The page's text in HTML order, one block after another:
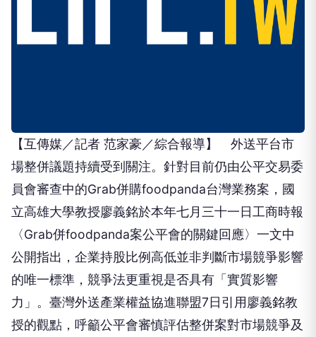
【互傳媒／記者 范家豪／綜合報導】 外送平台市
場整併議題持續受到關注。針對目前仍由公平交易委
員會審查中的Grab併購foodpanda台灣業務案，國
立高雄大學教授廖義銘於本年七月三十一日工商時報
〈Grab併foodpanda案公平會的關鍵回應〉一文中
公開指出，企業持股比例高低並非判斷市場競爭影響
的唯一標準，競爭法更重視是否具有「實質影響
力」。臺灣外送產業權益協進聯盟7日引用廖義銘教
授的觀點，呼籲公平會審慎評估整併案對市場競爭及